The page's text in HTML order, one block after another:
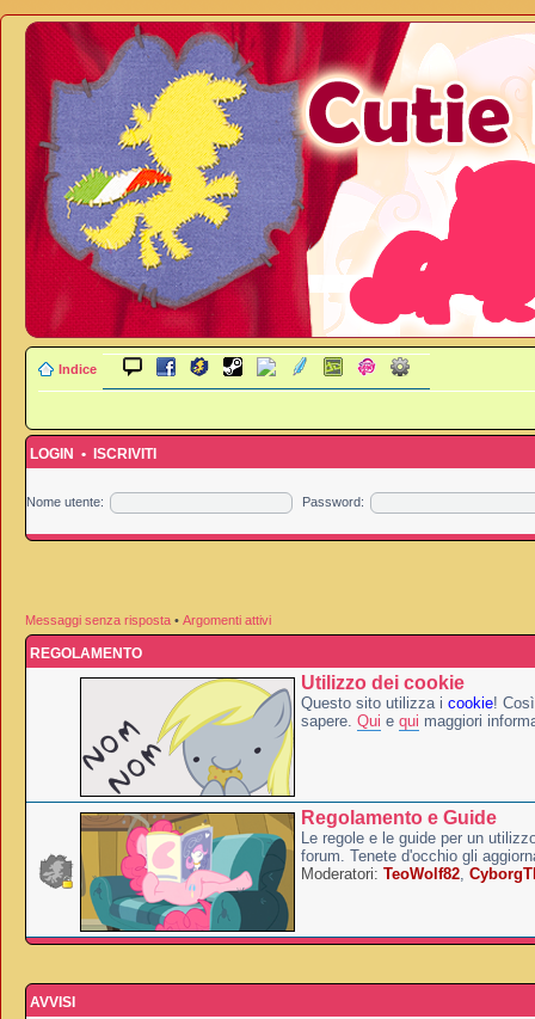
Indice
LOGIN • ISCRIVITI
Nome utente: Password:
Messaggi senza risposta • Argomenti attivi
REGOLAMENTO
Utilizzo dei cookie
Questo sito utilizza i cookie!
sapere. Qui e qui maggiori
Regolamento e Guide
Le regole e le guide per un
forum. Tenete d'occhio gli
Moderatori: TeoWolf82,
AVVISI